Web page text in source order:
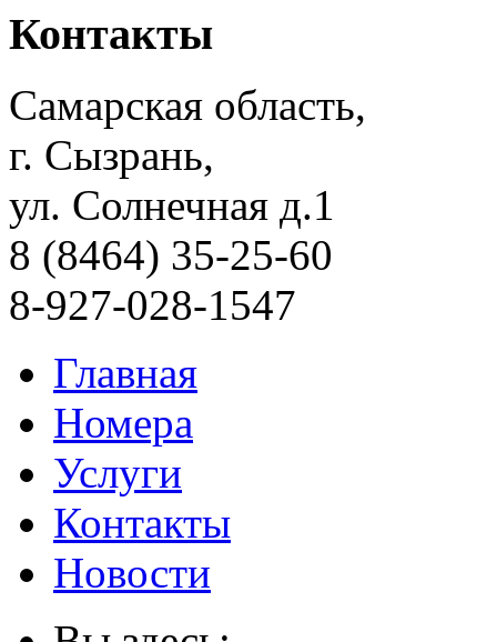
Контакты
Самарская область,
г. Сызрань,
ул. Солнечная д.1
8 (8464) 35-25-60
8-927-028-1547
Главная
Номера
Услуги
Контакты
Новости